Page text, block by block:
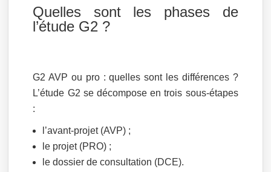
Quelles sont les phases de
l’étude G2 ?
G2 AVP ou pro : quelles sont les différences ?
L’étude G2 se décompose en trois sous-étapes
:
l’avant-projet (AVP) ;
le projet (PRO) ;
le dossier de consultation (DCE).